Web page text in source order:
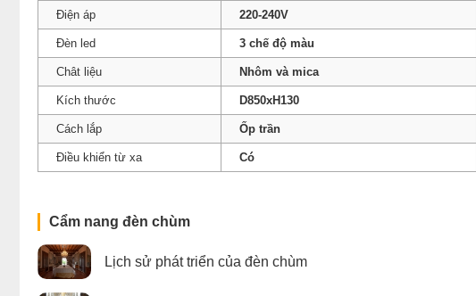
Điện áp 220-240V
Đèn led 3 chế độ màu
Chât liệu Nhôm và mica
Kích thước D850xH130
Cách lắp Ốp trần
Điều khiển từ xa Có
Cẩm nang đèn chùm
Lịch sử phát triển của đèn chùm